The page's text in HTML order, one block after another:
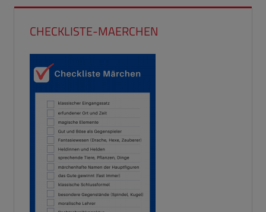
CHECKLISTE-MAERCHEN